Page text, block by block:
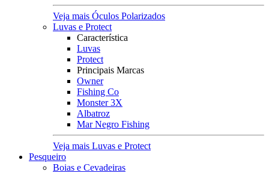
Veja mais Óculos Polarizados
Luvas e Protect
Característica
Luvas
Protect
Principais Marcas
Owner
Fishing Co
Monster 3X
Albatroz
Mar Negro Fishing
Veja mais Luvas e Protect
Pesqueiro
Boias e Cevadeiras